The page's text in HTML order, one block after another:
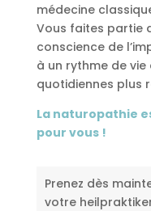
médecine
Vous faites partie
conscience de
à un rythme de
quotidiennes plus
La naturopathie
pour vous !
Prenez dès
votre